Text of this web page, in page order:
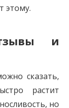
этому.
и
сказать,
растит
но